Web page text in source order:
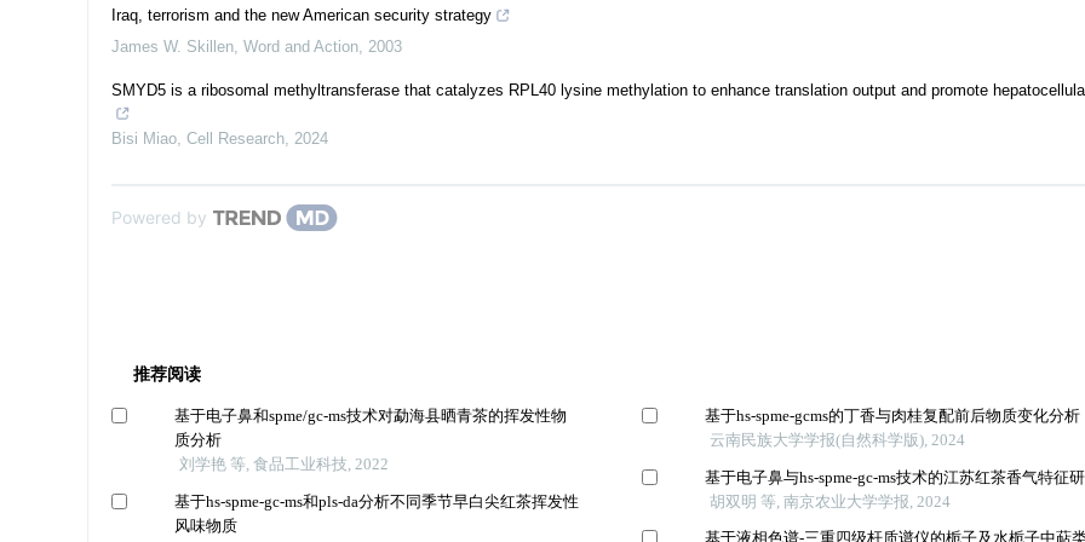
Iraq, terrorism and the new American security strategy
James W. Skillen, Word and Action, 2003
SMYD5 is a ribosomal methyltransferase that catalyzes RPL40 lysine methylation to enhance translation output and promote
Bisi Miao, Cell Research, 2024
Powered by